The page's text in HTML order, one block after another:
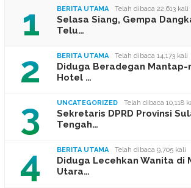
1 BERITA UTAMA Telah dibaca 22,613 kali
Selasa Siang, Gempa
Telu…
2 BERITA UTAMA Telah dibaca 14,173 kali
Diduga Beradegan Mantap-
Hotel …
3 UNCATEGORIZED Telah dibaca 10,118
Sekretaris DPRD Provinsi
Tengah…
4 BERITA UTAMA Telah dibaca 9,705 kali
Diduga Lecehkan Wanita di
Utara…